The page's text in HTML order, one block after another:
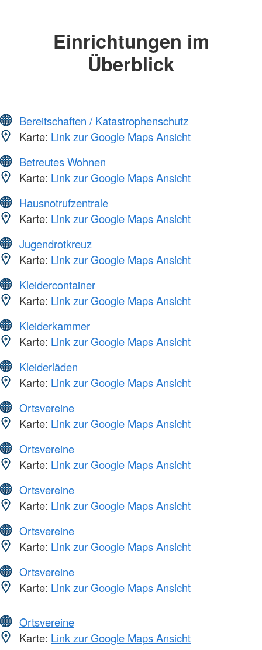
Einrichtungen im
Überblick
Bereitschaften / Katastrophenschutz
Karte: Link zur Google Maps Ansicht
Betreutes Wohnen
Karte: Link zur Google Maps Ansicht
Hausnotrufzentrale
Karte: Link zur Google Maps Ansicht
Jugendrotkreuz
Karte: Link zur Google Maps Ansicht
Kleidercontainer
Karte: Link zur Google Maps Ansicht
Kleiderkammer
Karte: Link zur Google Maps Ansicht
Kleiderläden
Karte: Link zur Google Maps Ansicht
Ortsvereine
Karte: Link zur Google Maps Ansicht
Ortsvereine
Karte: Link zur Google Maps Ansicht
Ortsvereine
Karte: Link zur Google Maps Ansicht
Ortsvereine
Karte: Link zur Google Maps Ansicht
Ortsvereine
Karte: Link zur Google Maps Ansicht
Ortsvereine
Karte: Link zur Google Maps Ansicht